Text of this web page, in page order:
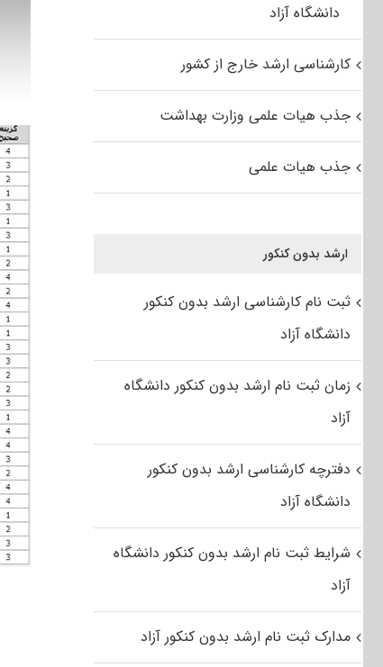
دانشگاه آزاد
کارشناسی ارشد خارج از کشور
جذب هیات علمی وزارت بهداشت
جذب هیات علمی
ارشد بدون کنکور
ثبت نام کارشناسی ارشد بدون کنکور
دانشگاه آزاد
زمان ثبت نام ارشد بدون کنکور دانشگاه
آزاد
دفترچه کارشناسی ارشد بدون کنکور
دانشگاه آزاد
شرایط ثبت نام ارشد بدون کنکور دانشگاه
آزاد
مدارک ثبت نام ارشد بدون کنکور آزاد